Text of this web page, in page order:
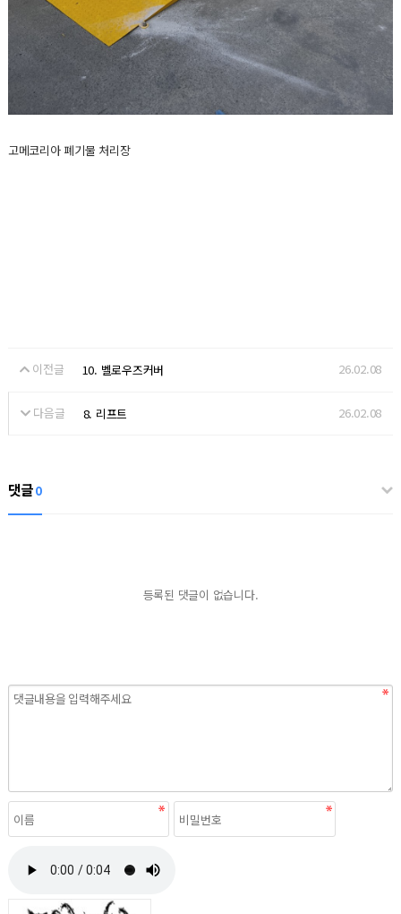
고메코리아 폐기물 처리장
이전글 10. 벨로우즈커버 26.02.08
다음글 8. 리프트 26.02.08
댓글0
등록된 댓글이 없습니다.